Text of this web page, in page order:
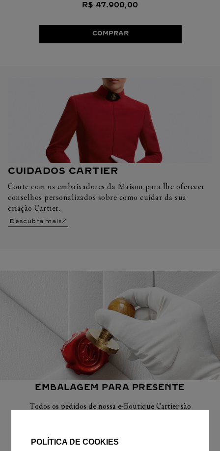
POLÍTICA DE COOKIES
R$ 47.900,00
COMPRAR
CUIDADOS CARTIER
Conte com os embaixadores da Maison para lhe oferecer
conselhos personalizados sobre como cuidar da sua
criação Cartier.
Descubra mais
EMBALAGEM PARA PRESENTE
Todos os pedidos de nossa e-Boutique Cartier são